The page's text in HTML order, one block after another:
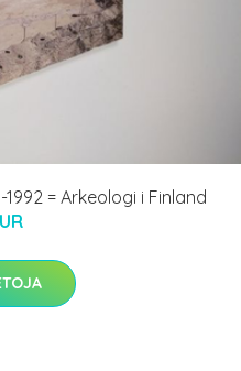
= Arkeologi i Finland